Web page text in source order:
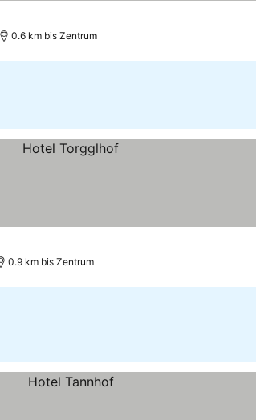
0.6 km bis Zentrum
0.9 km bis Zentrum